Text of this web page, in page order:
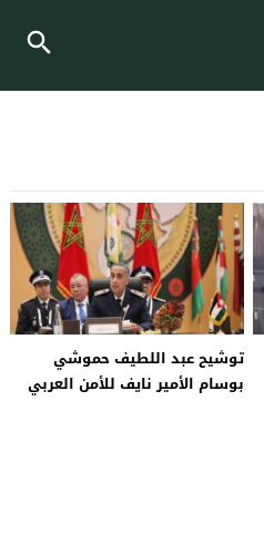
توشيح عبد اللطيف حموشي
بوسام الأمير نايف للأمن العربي